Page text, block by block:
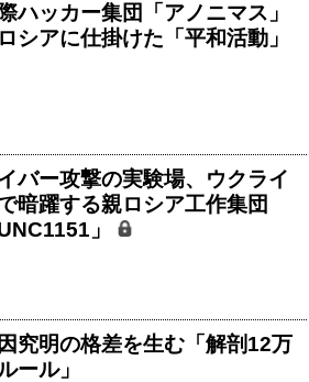
ハッカー集団「アノニマス」
シアに仕掛けた「平和活動」
バー攻撃の実験場、ウクライ
暗躍する親ロシア工作集団
UNC1151」
究明の格差を生む「解剖12万
ール」